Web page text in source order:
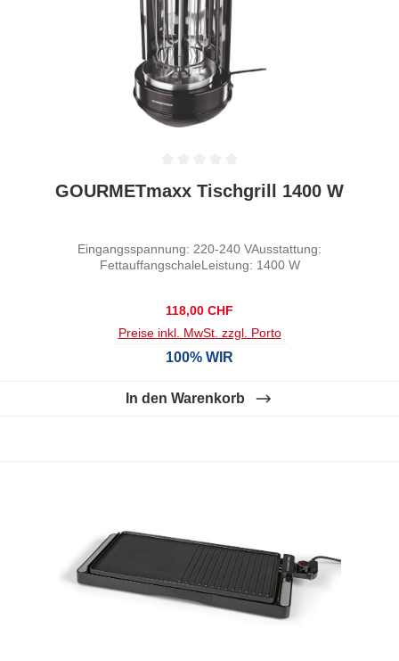
Durchschnittliche Bewertung von 0 von 5 Sternen
GOURMETmaxx Tischgrill 1400 W
Eingangsspannung: 220-240 VAusstattung:
FettauffangschaleLeistung: 1400 W
Regulärer Preis:
118,00 CHF
Preise inkl. MwSt. zzgl. Porto
100% WIR
In den Warenkorb